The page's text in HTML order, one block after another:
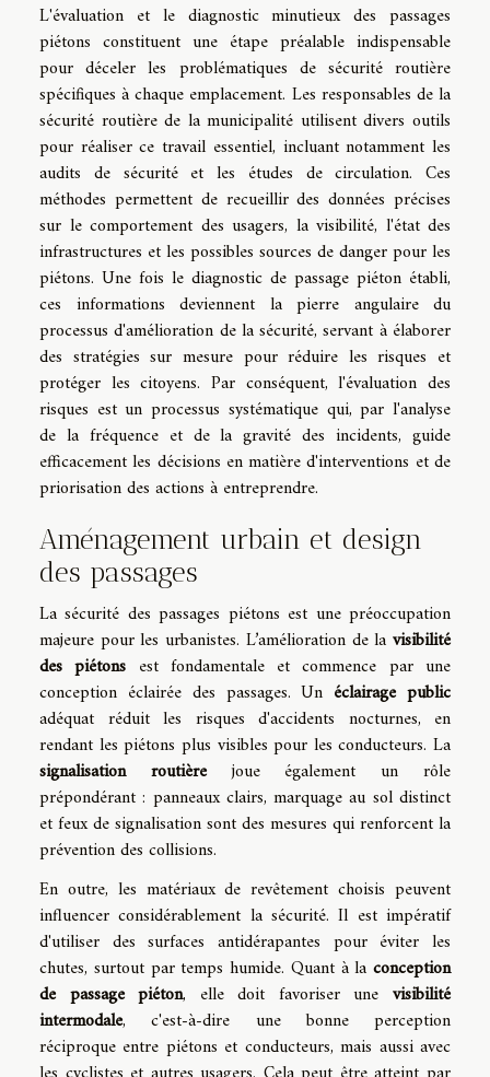
L'évaluation et le diagnostic minutieux des passages
piétons constituent une étape préalable indispensable
pour déceler les problématiques de sécurité routière
spécifiques à chaque emplacement. Les responsables de la
sécurité routière de la municipalité utilisent divers outils
pour réaliser ce travail essentiel, incluant notamment les
audits de sécurité et les études de circulation. Ces
méthodes permettent de recueillir des données précises
sur le comportement des usagers, la visibilité, l'état des
infrastructures et les possibles sources de danger pour les
piétons. Une fois le diagnostic de passage piéton établi,
ces informations deviennent la pierre angulaire du
processus d'amélioration de la sécurité, servant à élaborer
des stratégies sur mesure pour réduire les risques et
protéger les citoyens. Par conséquent, l'évaluation des
risques est un processus systématique qui, par l'analyse
de la fréquence et de la gravité des incidents, guide
efficacement les décisions en matière d'interventions et de
priorisation des actions à entreprendre.
Aménagement urbain et design
des passages
La sécurité des passages piétons est une préoccupation
majeure pour les urbanistes. L’amélioration de la visibilité
des piétons est fondamentale et commence par une
conception éclairée des passages. Un éclairage public
adéquat réduit les risques d'accidents nocturnes, en
rendant les piétons plus visibles pour les conducteurs. La
signalisation routièrejoue également un rôle
prépondérant : panneaux clairs, marquage au sol distinct
et feux de signalisation sont des mesures qui renforcent la
prévention des collisions.
En outre, les matériaux de revêtement choisis peuvent
influencer considérablement la sécurité. Il est impératif
d'utiliser des surfaces antidérapantes pour éviter les
chutes, surtout par temps humide. Quant à la conception
de passage piéton, elle doit favoriser unevisibilité
intermodale, c'est-à-dire une bonne perception
réciproque entre piétons et conducteurs, mais aussi avec